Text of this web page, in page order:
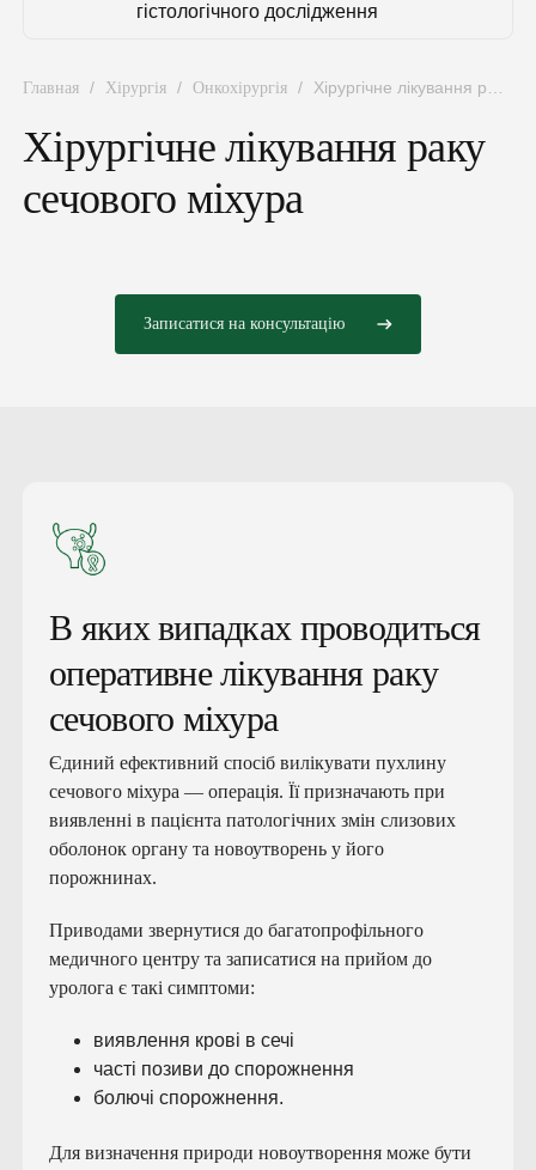
Главная / Хірургія / Онкохірургія /
Хірургічне лікування раку
Хірургічне лікування раку
сечового міхура
Записатися на консультацію
гістологічного дослідження
В яких випадках проводиться
оперативне лікування раку
сечового міхура
Єдиний ефективний спосіб вилікувати пухлину
сечового міхура — ​​операція. Її призначають при
виявленні в пацієнта патологічних змін слизових
оболонок органу та новоутворень у його
порожнинах.
Приводами звернутися до багатопрофільного
медичного центру та записатися на прийом до
уролога є такі симптоми:
виявлення крові в сечі
часті позиви до спорожнення
болючі спорожнення.
Для визначення природи новоутворення може бути